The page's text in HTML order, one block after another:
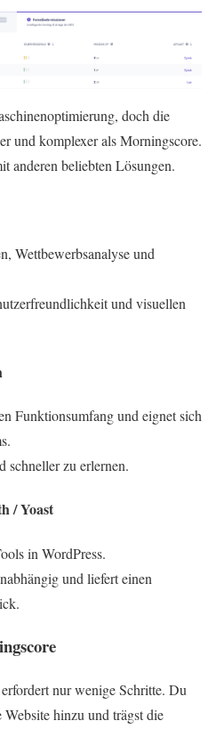
doch die
und komplexer als Morningscore.
anderen beliebten Lösungen.
Wettbewerbsanalyse und
und visuellen
Funktionsumfang und eignet sich
schneller zu erlernen.
/ Yoast
in WordPress.
und liefert einen
nur wenige Schritte. Du
hinzu und trägst die